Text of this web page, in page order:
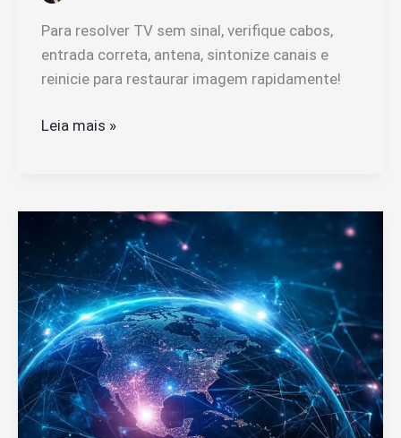
Para resolver TV sem sinal, verifique cabos,
entrada correta, antena, sintonize canais e
reinicie para restaurar imagem rapidamente!
Como
Está
Sem
Sinal:
Quais
Passos
Seguir
Leia mais »